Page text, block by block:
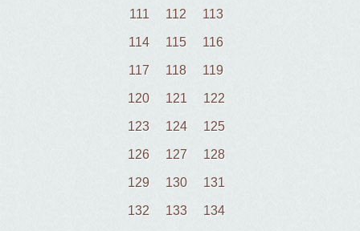
111 112 113
114 115 116
117 118 119
120 121 122
123 124 125
126 127 128
129 130 131
132 133 134